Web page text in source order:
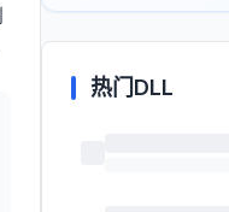
热门DLL